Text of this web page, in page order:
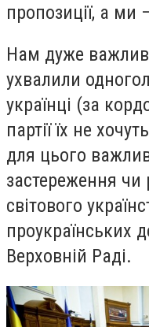
пропозиції, а ми
Нам дуже
ухвалили
українці (за
партії їх не
для цього
застереження чи
світового
проукраїнських
Верховній Раді.